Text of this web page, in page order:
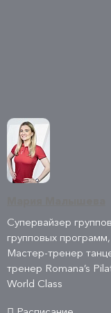
Супервайзер
групповых
Мастер-тренер
тренер Romana’s
World Class